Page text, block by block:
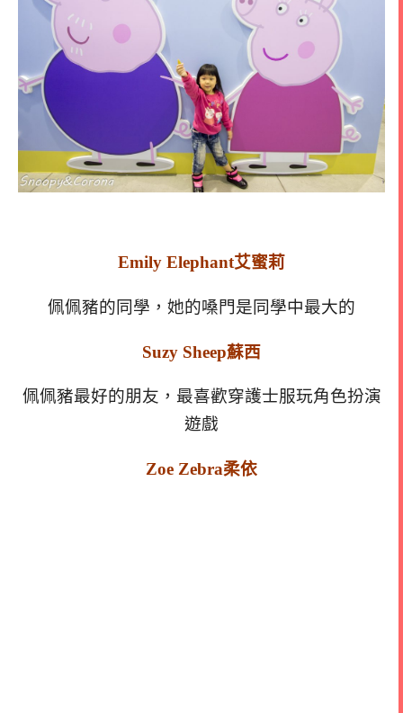
Emily Elephant艾蜜莉
佩佩豬的同學，她的嗓門是同學中最大的
Suzy Sheep蘇西
佩佩豬最好的朋友，最喜歡穿護士服玩角色扮演
遊戲
Zoe Zebra柔依